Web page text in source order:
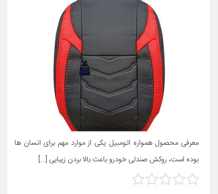
معرفی محصول همواره اتومبیل یکی از موارد مهم برای انسان ها
بوده است، روکش صندلی خودرو باعث بالا بردن زیبایی […]